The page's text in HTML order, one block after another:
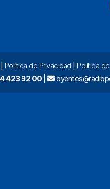
Política de Privacidad Política
423 92 00 |